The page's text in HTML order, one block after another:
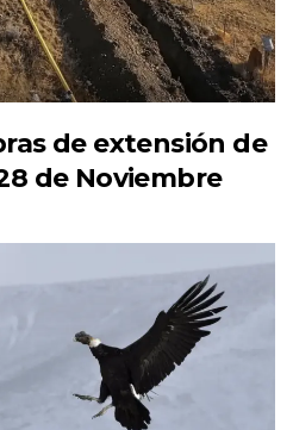
de extensión de
de Noviembre